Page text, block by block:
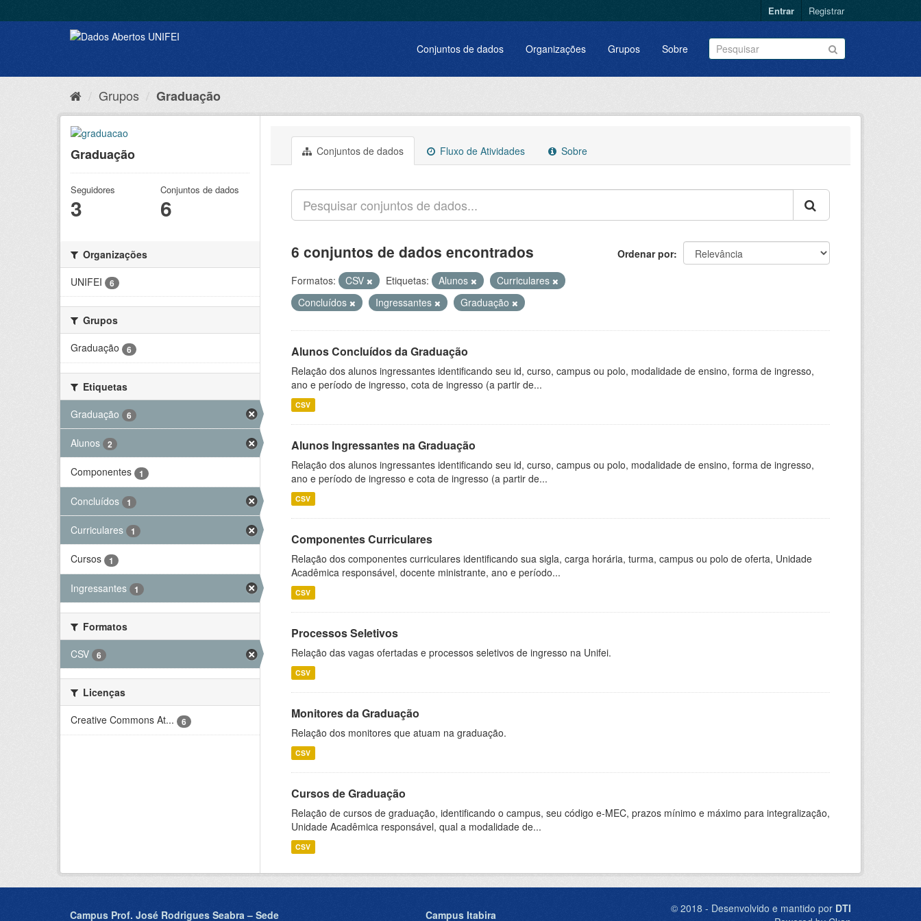
Entrar Registrar
Conjuntos de dados Organizações Grupos Sobre
Grupos Graduação
Graduação
Seguidores
3
Conjuntos de dados
6
Organizações
UNIFEI
6
Grupos
Graduação
6
Etiquetas
Graduação
6
Alunos 2
Componentes 1
Concluídos 1
Curriculares 1
Cursos 1
Ingressantes 1
Formatos
CSV
6
Licenças
Creative Commons At...
6
Conjuntos de dados Fluxo de Atividades Sobre
Ordenar por
6 conjuntos de dados encontrados
Formatos: CSV Etiquetas: Alunos
Curriculares
Concluídos
Ingressantes Graduação
Alunos Concluídos da Graduação
Relação dos alunos ingressantes identificando seu id, curso, campus ou polo, modalidade de ensino, forma de ingresso,
ano e período de ingresso, cota de ingresso (a partir de...
CSV
Alunos Ingressantes na Graduação
Relação dos alunos ingressantes identificando seu id, curso, campus ou polo, modalidade de ensino, forma de ingresso,
ano e período de ingresso e cota de ingresso (a partir de...
CSV
Componentes Curriculares
Relação dos componentes curriculares identificando sua sigla, carga horária, turma, campus ou polo de oferta, Unidade
Acadêmica responsável, docente ministrante, ano e período...
CSV
Processos Seletivos
Relação das vagas ofertadas e processos seletivos de ingresso na Unifei.
CSV
Monitores da Graduação
Relação dos monitores que atuam na graduação.
CSV
Cursos de Graduação
Relação de cursos de graduação, identificando o campus, seu código e-MEC, prazos mínimo e máximo para integralização,
Unidade Acadêmica responsável, qual a modalidade de...
CSV
Campus Prof. José Rodrigues Seabra – Sede Campus Itabira © 2018 - Desenvolvido e mantido por DTI